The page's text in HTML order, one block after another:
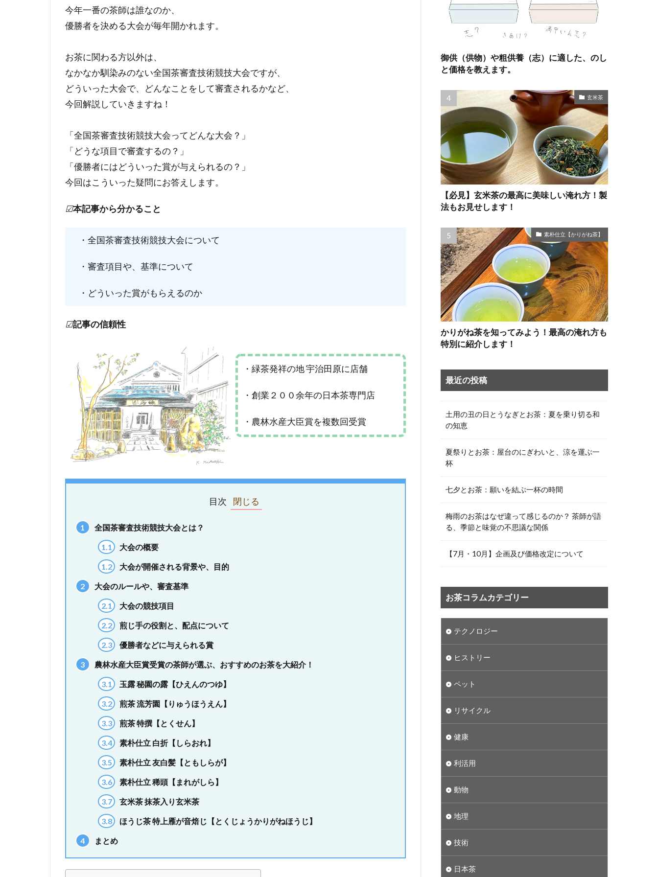
今年一番の茶師は誰なのか、
優勝者を決める大会が毎年開かれます。
お茶に関わる方以外は、
なかなか馴染みのない全国茶審査技術競技大会ですが、
どういった大会で、どんなことをして審査されるかなど、
今回解説していきますね！
「全国茶審査技術競技大会ってどんな大会？」
「どうな項目で審査するの？」
「優勝者にはどういった賞が与えられるの？」
今回はこういった疑問にお答えします。
☑本記事から分かること
・全国茶審査技術競技大会について
・審査項目や、基準について
・どういった賞がもらえるのか
☑記事の信頼性
・緑茶発祥の地 宇治田原に店舗
・創業２００余年の日本茶専門店
・農林水産大臣賞を複数回受賞
目次
1 全国茶審査技術競技大会とは？
1.1 大会の概要
1.2 大会が開催される背景や、目的
2 大会のルールや、審査基準
2.1 大会の競技項目
2.2 煎じ手の役割と、配点について
2.3 優勝者などに与えられる賞
3 農林水産大臣賞受賞の茶師が選ぶ、おすすめのお茶を大紹介！
3.1 玉露 秘園の露【ひえんのつゆ】
3.2 煎茶 流芳園【りゅうほうえん】
3.3 煎茶 特撰【とくせん】
3.4 素朴仕立 白折【しらおれ】
3.5 素朴仕立 友白髪【ともしらが】
3.6 素朴仕立 稀頭【まれがしら】
3.7 玄米茶 抹茶入り玄米茶
3.8 ほうじ茶 特上雁が音焙じ【とくじょうかりがねほうじ】
4 まとめ
御供（供物）や粗供養（志）に適した、のし
と価格を教えます。
玄米茶
【必見】玄米茶の最高に美味しい淹れ方！製
法もお見せします！
素朴仕立【かりがね茶】
かりがね茶を知ってみよう！最高の淹れ方も
特別に紹介します！
最近の投稿
土用の丑の日とうなぎとお茶：夏を乗り切る和
の知恵
夏祭りとお茶：屋台のにぎわいと、涼を運ぶ一
杯
七夕とお茶：願いを結ぶ一杯の時間
梅雨のお茶はなぜ違って感じるのか？ 茶師が語
る、季節と味覚の不思議な関係
【7月・10月】企画及び価格改定について
お茶コラムカテゴリー
テクノロジー
ヒストリー
ペット
リサイクル
健康
利活用
動物
地理
技術
日本茶